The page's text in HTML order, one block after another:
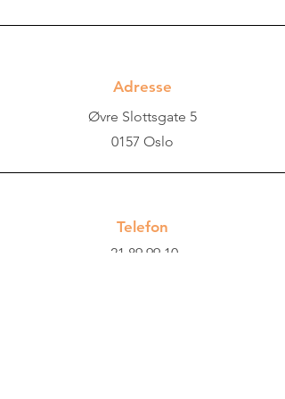
Adresse
Øvre Slottsgate 5
0157 Oslo
Telefon
21 89 99 10